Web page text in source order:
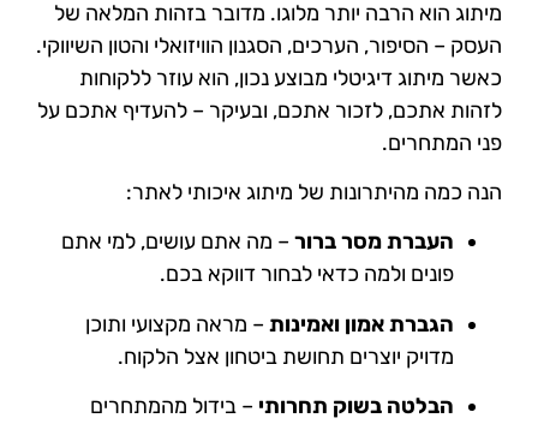
מיתוג הוא הרבה יותר מלוגו. מדובר בזהות המלאה של
העסק – הסיפור, הערכים, הסגנון הוויזואלי והטון השיווקי.
כאשר מיתוג דיגיטלי מבוצע נכון, הוא עוזר ללקוחות
לזהות אתכם, לזכור אתכם, ובעיקר – להעדיף אתכם על
פני המתחרים.
הנה כמה מהיתרונות של מיתוג איכותי לאתר:
העברת מסר ברור – מה אתם עושים, למי אתם
פונים ולמה כדאי לבחור דווקא בכם.
הגברת אמון ואמינות – מראה מקצועי ותוכן
מדויק יוצרים תחושת ביטחון אצל הלקוח.
הבלטה בשוק תחרותי – בידול מהמתחרים